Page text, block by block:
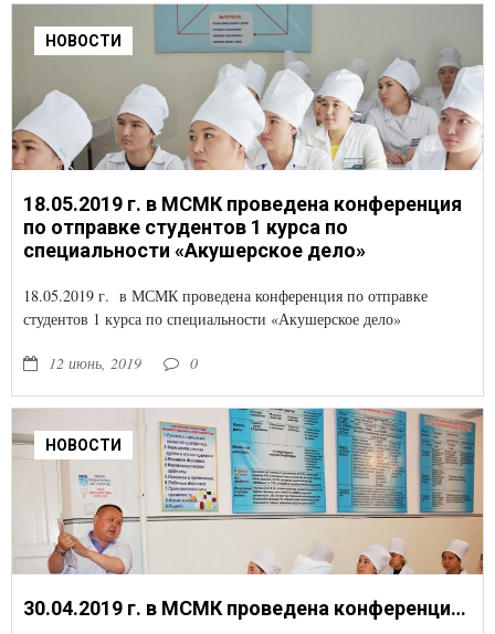
НОВОСТИ
18.05.2019 г. в МСМК проведена конференция
по отправке студентов 1 курса по
специальности «Акушерское дело»
18.05.2019 г. в МСМК проведена конференция по отправке
студентов 1 курса по специальности «Акушерское дело»
12 июнь, 2019 0
НОВОСТИ
30.04.2019 г. в МСМК проведена конференция по отправке студентов 1 курса на учебно-производственную практику по специальности 1ЛД